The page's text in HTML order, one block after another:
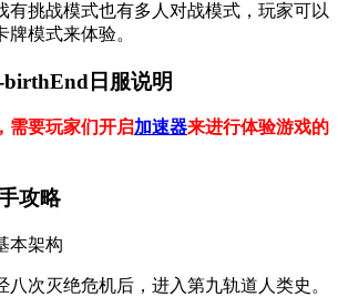
有挑战模式也有多人对战模式，玩家可以
模式来体验。
birthEnd日服说明
需要玩家们开启加速器来进行体验游戏的
攻略
本架构
八次灭绝危机后，进入第九轨道人类史。